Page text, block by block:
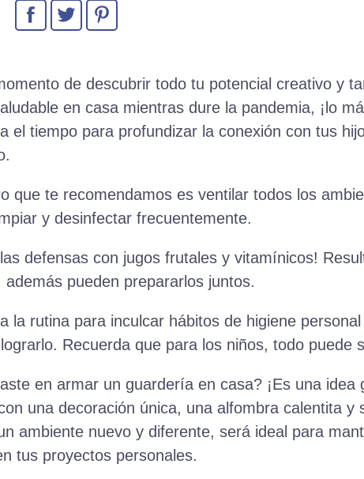
de descubrir todo tu potencial creativo y
en casa mientras dure la pandemia, ¡lo
el tiempo para profundizar la conexión con tus
que te recomendamos es ventilar todos los
y desinfectar frecuentemente.
defensas con jugos frutales y vitamínicos!
además pueden prepararlos juntos.
la rutina para inculcar hábitos de higiene
Recuerda que para los niños, todo puede
en armar un guardería en casa? ¡Es una
una decoración única, una alfombra calentita y
ambiente nuevo y diferente, será ideal para
tus proyectos personales.